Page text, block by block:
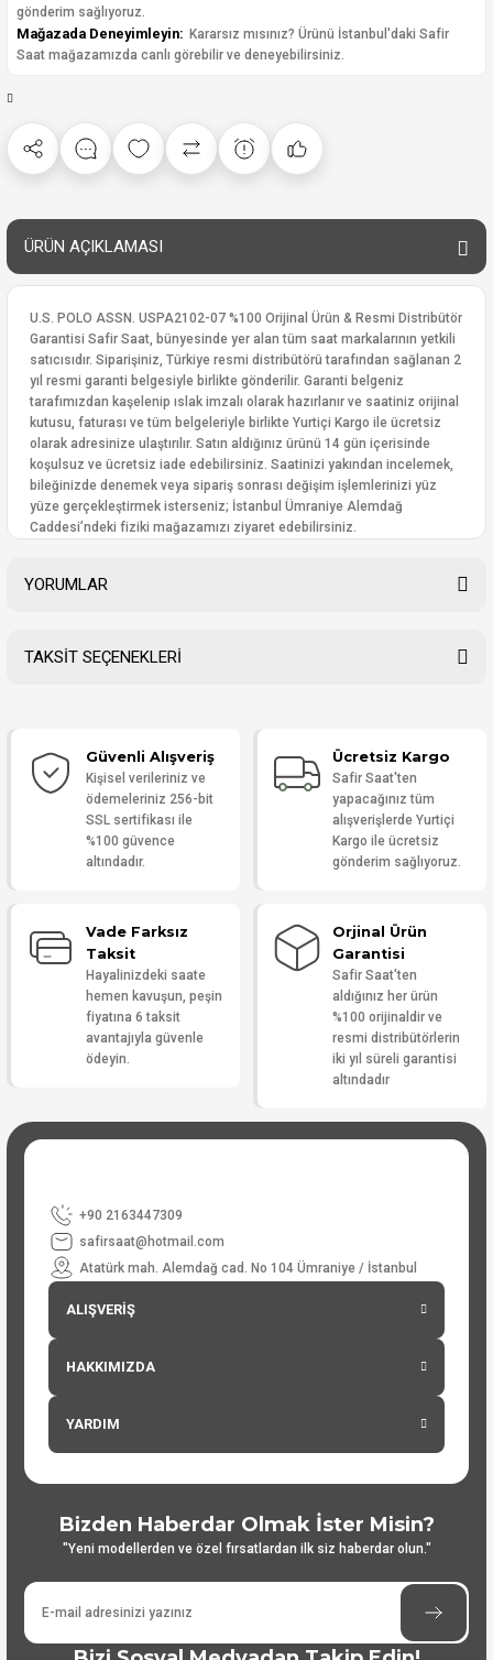
gönderim sağlıyoruz.
Mağazada Deneyimleyin: Kararsız mısınız? Ürünü İstanbul'daki Safir
Saat mağazamızda canlı görebilir ve deneyebilirsiniz.
ÜRÜN AÇIKLAMASI
U.S. POLO ASSN. USPA2102-07 %100 Orijinal Ürün & Resmi Distribütör
Garantisi Safir Saat, bünyesinde yer alan tüm saat markalarının yetkili
satıcısıdır. Siparişiniz, Türkiye resmi distribütörü tarafından sağlanan 2
yıl resmi garanti belgesiyle birlikte gönderilir. Garanti belgeniz
tarafımızdan kaşelenip ıslak imzalı olarak hazırlanır ve saatiniz orijinal
kutusu, faturası ve tüm belgeleriyle birlikte Yurtiçi Kargo ile ücretsiz
olarak adresinize ulaştırılır. Satın aldığınız ürünü 14 gün içerisinde
koşulsuz ve ücretsiz iade edebilirsiniz. Saatinizi yakından incelemek,
bileğinizde denemek veya sipariş sonrası değişim işlemlerinizi yüz
yüze gerçekleştirmek isterseniz; İstanbul Ümraniye Alemdağ
Caddesi’ndeki fiziki mağazamızı ziyaret edebilirsiniz.
YORUMLAR
Yorum Yaz
TAKSİT SEÇENEKLERİ
Güvenli Alışveriş
Kişisel verileriniz ve
ödemeleriniz 256-bit
SSL sertifikası ile
%100 güvence
altındadır.
Ücretsiz Kargo
Safir Saat'ten
yapacağınız tüm
alışverişlerde Yurtiçi
Kargo ile ücretsiz
gönderim sağlıyoruz.
Vade Farksız
Taksit
Hayalinizdeki saate
hemen kavuşun, peşin
fiyatına 6 taksit
avantajıyla güvenle
ödeyin.
Orjinal Ürün
Garantisi
Safir Saat'ten
aldığınız her ürün
%100 orijinaldir ve
resmi distribütörlerin
iki yıl süreli garantisi
altındadır
+90 2163447309
safirsaat@hotmail.com
Atatürk mah. Alemdağ cad. No 104 Ümraniye / İstanbul
ALIŞVERİŞ
HAKKIMIZDA
YARDIM
Bizden Haberdar Olmak İster Misin?
"Yeni modellerden ve özel fırsatlardan ilk siz haberdar olun."